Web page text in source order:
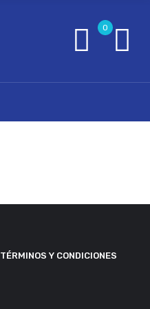
0
TÉRMINOS Y CONDICIONES